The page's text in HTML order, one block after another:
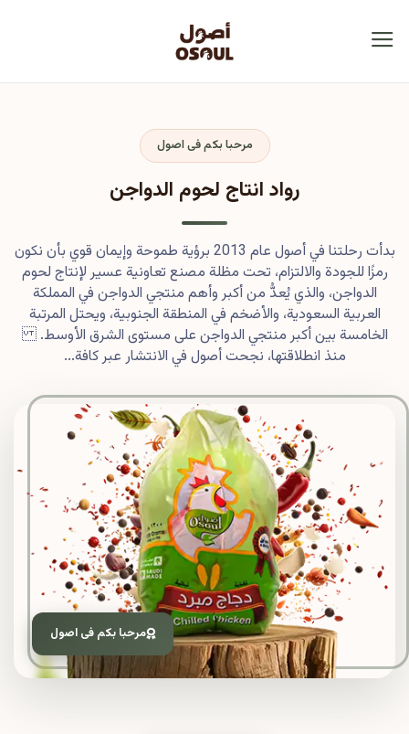
مرحبا بكم فى اصول
مرحبا بكم فى اصول
رواد انتاج لحوم الدواجن
بدأت رحلتنا في أصول عام 2013 برؤية طموحة وإيمان قوي بأن نكون
رمزًا للجودة والالتزام، تحت مظلة مصنع تعاونية عسير لإنتاج لحوم
الدواجن، والذي يُعدُّ من أكبر وأهم منتجي الدواجن في المملكة
العربية السعودية، والأضخم في المنطقة الجنوبية، ويحتل المرتبة
الخامسة بين أكبر منتجي الدواجن على مستوى الشرق الأوسط.
منذ انطلاقتها، نجحت أصول في الانتشار عبر كافة...